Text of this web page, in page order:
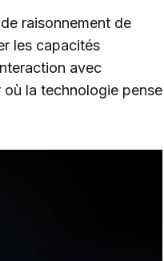
raisonnement de
les capacités
avec
où la technologie pense